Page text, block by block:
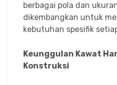
berbagai pola dan
dikembangkan untuk
kebutuhan spesifik
Keunggulan Kawat
Konstruksi